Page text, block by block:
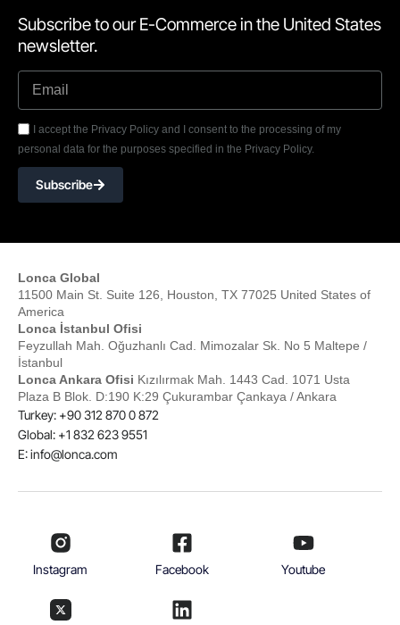
Subscribe to our E-Commerce in the United States
newsletter.
I accept the Privacy Policy and I consent to the processing of my
personal data for the purposes specified in the Privacy Policy.
Subscribe
Lonca Global
11500 Main St. Suite 126, Houston, TX 77025 United States of
America
Lonca İstanbul Ofisi
Feyzullah Mah. Oğuzhanlı Cad. Mimozalar Sk. No 5 Maltepe /
İstanbul
Lonca Ankara Ofisi Kızılırmak Mah. 1443 Cad. 1071 Usta
Plaza B Blok. D:190 K:29 Çukurambar Çankaya / Ankara
Turkey: +90 312 870 0 872
Global: +1 832 623 9551
E:info@lonca.com
Instagram Facebook Youtube